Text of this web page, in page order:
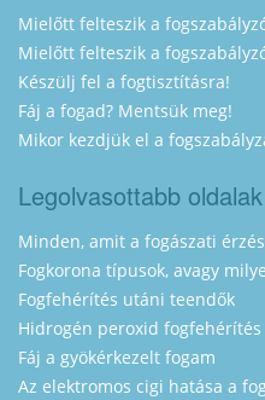
Mielőtt felteszik a
Mielőtt felteszik a
Készülj fel a fogtisztításra!
Fáj a fogad? Mentsük meg!
Mikor kezdjük el a
Legolvasottabb oldalak
Minden, amit a fogászati
Fogkorona típusok, avagy
Fogfehérítés utáni teendők
Hidrogén peroxid
Fáj a gyökérkezelt fogam
Az elektromos cigi hatása a